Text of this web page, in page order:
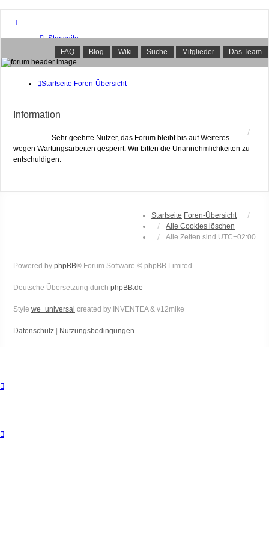
Startseite
Foren-Übersicht
FAQ
Suche
Aktive Themen
Das Team
FAQ Blog Wiki Suche Mitglieder Das Team
Startseite Foren-Übersicht
Information
Sehr geehrte Nutzer, das Forum bleibt bis auf Weiteres
wegen Wartungsarbeiten gesperrt. Wir bitten die Unannehmlichkeiten zu
entschuldigen.
Startseite Foren-Übersicht
Alle Cookies löschen
Alle Zeiten sind UTC+02:00
Powered by phpBB® Forum Software © phpBB Limited
Deutsche Übersetzung durch phpBB.de
Style we_universal created by INVENTEA & v12mike
Datenschutz Nutzungsbedingungen